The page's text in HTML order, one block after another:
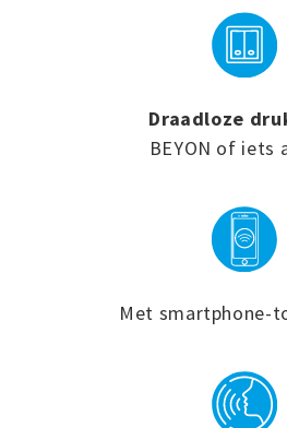
Draadloze
BEYON of iets
Met smartphone-